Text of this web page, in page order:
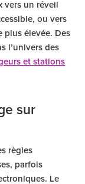
un réveil
ou vers
plus élevée. Des
l’univers des
et stations
sur
règles
parfois
Le